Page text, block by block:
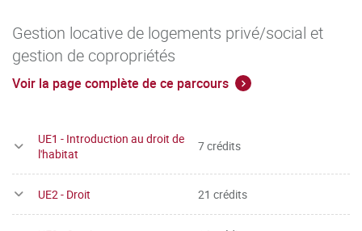
Gestion locative de logements privé/social et
gestion de copropriétés
Voir la page complète de ce parcours
UE1 - Introduction au droit de
l'habitat
7 crédits
UE2 - Droit 21 crédits